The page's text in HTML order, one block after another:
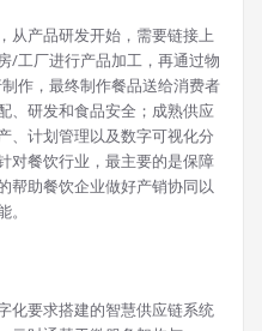
从产品研发开始，需要链接上
/工厂进行产品加工，再通过物
作，最终制作餐品送给消费者
、研发和食品安全；成熟供应
、计划管理以及数字可视化分
对餐饮行业，最主要的是保障
帮助餐饮企业做好产销协同以
化要求搭建的智慧供应链系统